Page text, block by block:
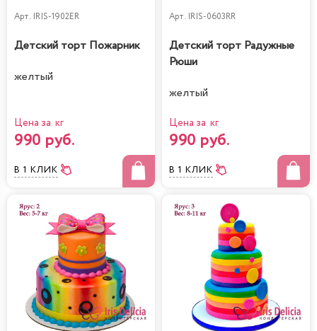
Арт. IRIS-1902ER
Детский торт Пожарник
желтый
Цена за кг
990 руб.
В 1 КЛИК
Арт. IRIS-0603RR
Детский торт Радужные
Рюши
желтый
Цена за кг
990 руб.
В 1 КЛИК